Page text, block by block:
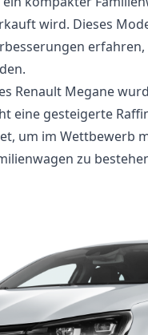
wird. Dieses
Renault Megane
eine gesteigerte
um im Wettbewerb
zu